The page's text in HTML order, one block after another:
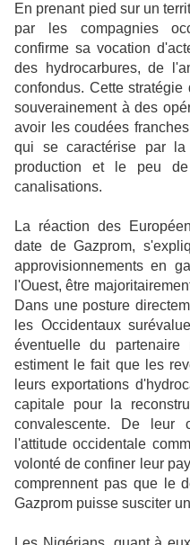
En prenant pied sur un
par les compagnies
confirme sa vocation
des hydrocarbures, de
confondus. Cette
souverainement à des
avoir les coudées
qui se caractérise par la
production et le peu
canalisations.
La réaction des
date de Gazprom,
approvisionnements en
l'Ouest, être
Dans une posture
les Occidentaux
éventuelle du
estiment le fait que les
leurs exportations
capitale pour la
convalescente. De leur
l'attitude occidentale
volonté de confiner leur
comprennent pas que le
Gazprom puisse susciter